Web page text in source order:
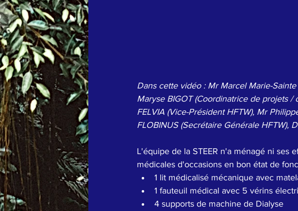
Dans cette vidéo : Mr Marcel Marie-Sainte
Maryse BIGOT (Coordinatrice de projets
FELVIA (Vice-Président HFTW), Mr
FLOBINUS (Secrétaire Générale HFTW),
L'équipe de la STEER n'a ménagé ni ses
médicales d'occasions en bon état de
1 lit médicalisé mécanique avec
1 fauteuil médical avec 5 vérins
4 supports de machine de Dialyse